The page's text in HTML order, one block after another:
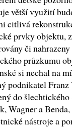
větší využití
citlivá
prvky objektu,
či
průzkumu
si nechal na
podnikatel
do
Wagner a
nástroje a